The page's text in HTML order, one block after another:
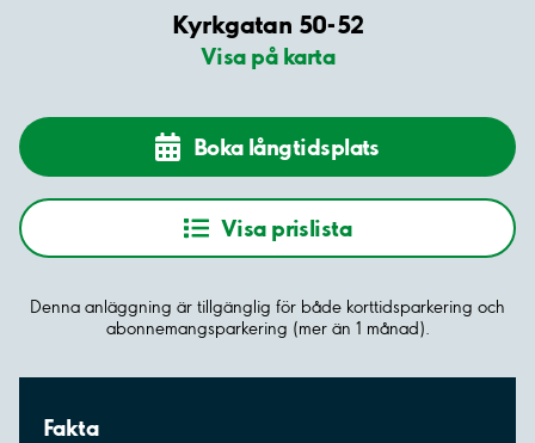
Kyrkgatan 50-52
Visa på karta
Boka långtidsplats
Visa prislista
Denna anläggning är tillgänglig för både korttidsparkering och
abonnemangsparkering (mer än 1 månad).
Fakta